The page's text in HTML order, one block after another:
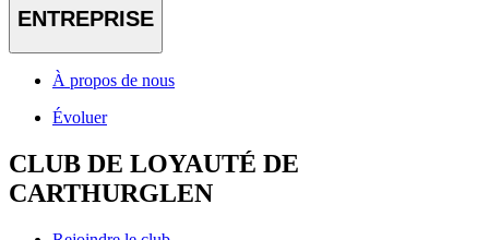
ENTREPRISE
À propos de nous
Évoluer
CLUB DE LOYAUTÉ DE
CARTHURGLEN